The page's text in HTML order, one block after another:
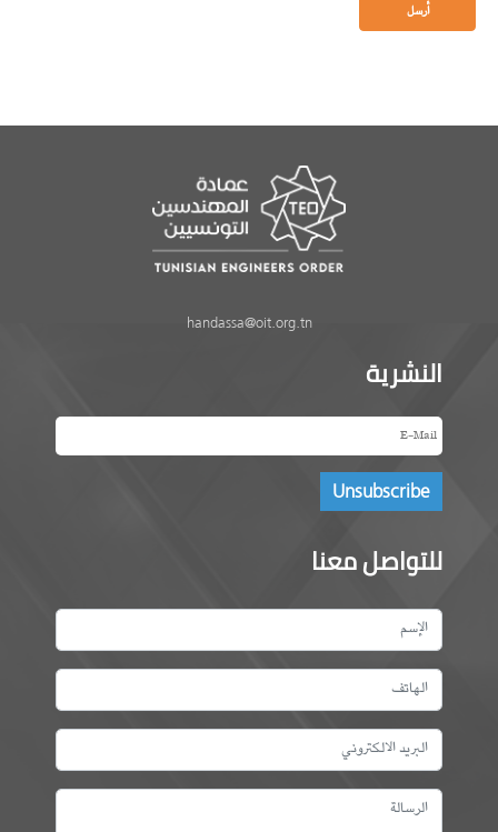
handassa@oit.org.tn
النشرية
للتواصل معنا